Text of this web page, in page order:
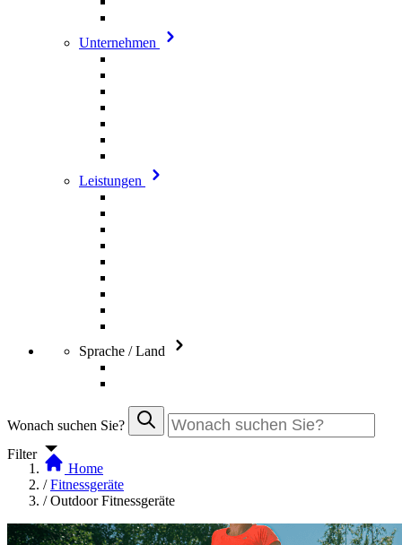
Unternehmen
Leistungen
Sprache / Land
Wonach suchen Sie?
Filter
Home
/ Fitnessgeräte
/ Outdoor Fitnessgeräte